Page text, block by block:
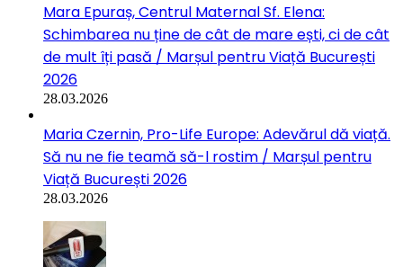
Mara Epuraș, Centrul Maternal Sf. Elena:
Schimbarea nu ține de cât de mare ești, ci de cât
de mult îți pasă / Marșul pentru Viață București
2026
28.03.2026
Maria Czernin, Pro-Life Europe: Adevărul dă viață.
Să nu ne fie teamă să-l rostim / Marșul pentru
Viață București 2026
28.03.2026